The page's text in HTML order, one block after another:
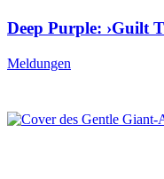
Deep Purple: ›Guilt
Meldungen